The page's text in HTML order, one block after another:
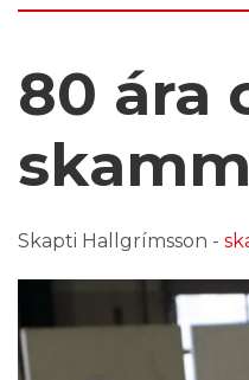
80 ára
Skapti Hallgrímsson -